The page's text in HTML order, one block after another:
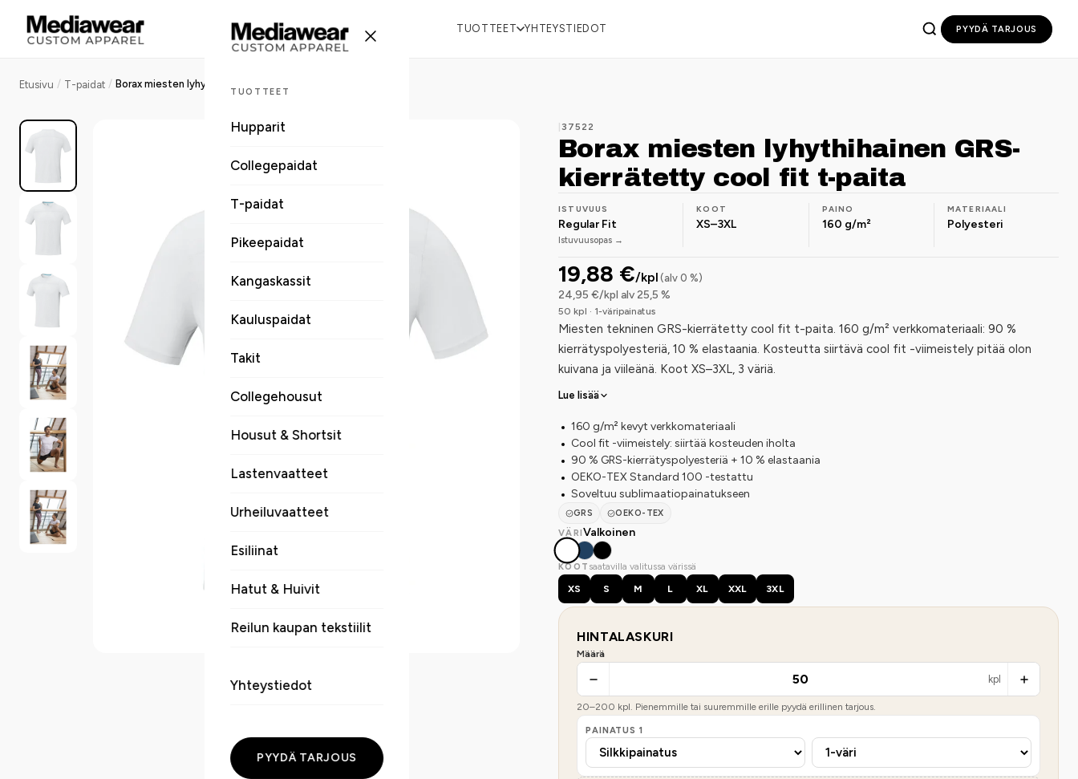
TUOTTEET YHTEYSTIEDOT PYYDÄ TARJOUS
TUOTTEET
Hupparit
Collegepaidat
T-paidat
Pikeepaidat
Kangaskassit
Kauluspaidat
Takit
Collegehousut
Housut & Shortsit
Lastenvaatteet
Urheiluvaatteet
Esiliinat
Hatut & Huivit
Reilun kaupan tekstiilit
Yhteystiedot
PYYDÄ TARJOUS
Etusivu / T-paidat /
37522
Borax miesten lyhythihainen GRS-
kierrätetty cool fit t-paita
ISTUVUUS
Regular Fit
Istuvuusopas →
KOOT
XS–3XL
PAINO
160 g/m²
MATERIAALI
Polyesteri
19,88 €/kpl (alv 0 %)
24,95 €/kpl alv 25,5 %
50 kpl · 1-väripainatus
Miesten tekninen GRS-kierrätetty cool fit t-paita. 160 g/m² verkkomateriaali: 90 %
kierrätyspolyesteriä, 10 % elastaania. Kosteutta siirtävä cool fit -viimeistely pitää olon
kuivana ja viileänä. Koot XS–3XL, 3 väriä.
Lue lisää
160 g/m² kevyt verkkomateriaali
Cool fit -viimeistely: siirtää kosteuden iholta
90 % GRS-kierrätyspolyesteriä + 10 % elastaania
OEKO-TEX Standard 100 -testattu
Soveltuu sublimaatiopainatukseen
GRS
OEKO-TEX
VÄRIValkoinen
KOOT saatavilla valitussa värissä
XS
S M L XL XXL 3XL
HINTALASKURI
Määrä
kpl
20–200 kpl. Pienemmille tai suuremmille erille pyydä erillinen tarjous.
PAINATUS 1